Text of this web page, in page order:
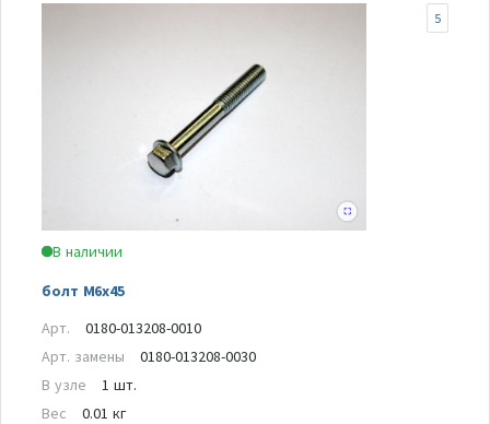
В наличии
болт М6х45
5
Арт.
0180-013208-0010
Арт. замены
0180-013208-0030
В узле
1 шт.
Вес
0.01 кг